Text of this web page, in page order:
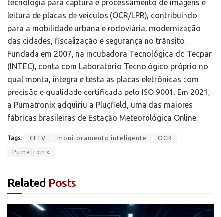
tecnologia para captura e processamento de imagens e
leitura de placas de veículos (OCR/LPR), contribuindo
para a mobilidade urbana e rodoviária, modernização
das cidades, fiscalização e segurança no trânsito.
Fundada em 2007, na incubadora Tecnológica do Tecpar
(INTEC), conta com Laboratório Tecnológico próprio no
qual monta, integra e testa as placas eletrônicas com
precisão e qualidade certificada pelo ISO 9001. Em 2021,
a Pumatronix adquiriu a Plugfield, uma das maiores
fábricas brasileiras de Estação Meteorológica Online.
Tags: CFTV monitoramento inteligente OCR
Pumatronix
Related Posts